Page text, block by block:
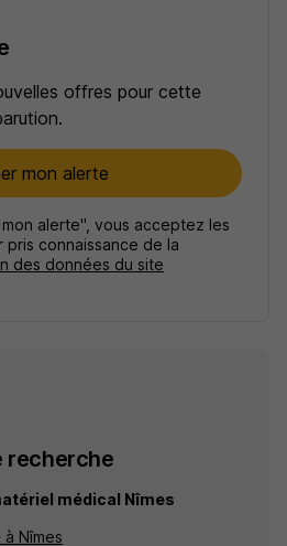
offres pour cette
mon alerte
alerte", vous acceptez les
connaissance de la
des données du site
recherche
médical Nîmes
Nîmes